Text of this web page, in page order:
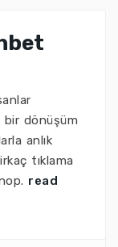
bir dönüşüm
anlık
tıklama
read